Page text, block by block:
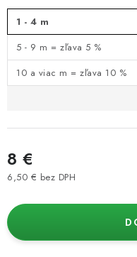
1 - 4 m
5 - 9 m = zľava 5 %
10 a viac m = zľava 10 %
8 €
6,50 € bez DPH